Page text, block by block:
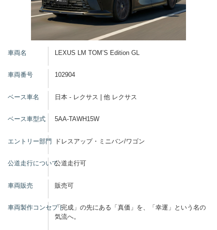
車両名 LEXUS LM TOM’S Edition GL
車両番号 102904
ベース車名 日本 - レクサス | 他 レクサス
ベース車型式 5AA-TAWH15W
エントリー部門 ドレスアップ・ミニバン/ワゴン
公道走行について公道走行可
車両販売 販売可
車両製作コンセプト「完成」の先にある「真価」を、「幸運」という名の
気流へ。